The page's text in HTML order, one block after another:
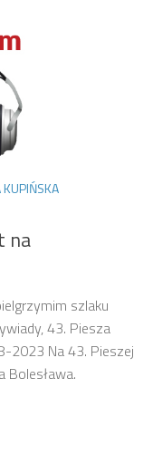
na
szlaku
43. Piesza
2023 Na 43. Pieszej
Bolesława.